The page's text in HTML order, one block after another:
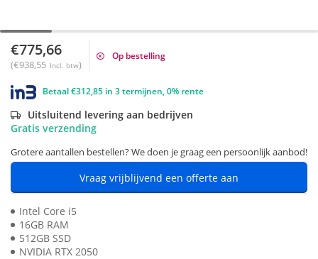
€775,66
(€938,55 Incl. btw)
Op bestelling
Betaal €312,85 in 3 termijnen, 0% rente
Uitsluitend levering aan bedrijven
Gratis verzending
Grotere aantallen bestellen? We doen je graag een persoonlijk aanbod!
Vraag vrijblijvend een offerte aan
Intel Core i5
16GB RAM
512GB SSD
NVIDIA RTX 2050